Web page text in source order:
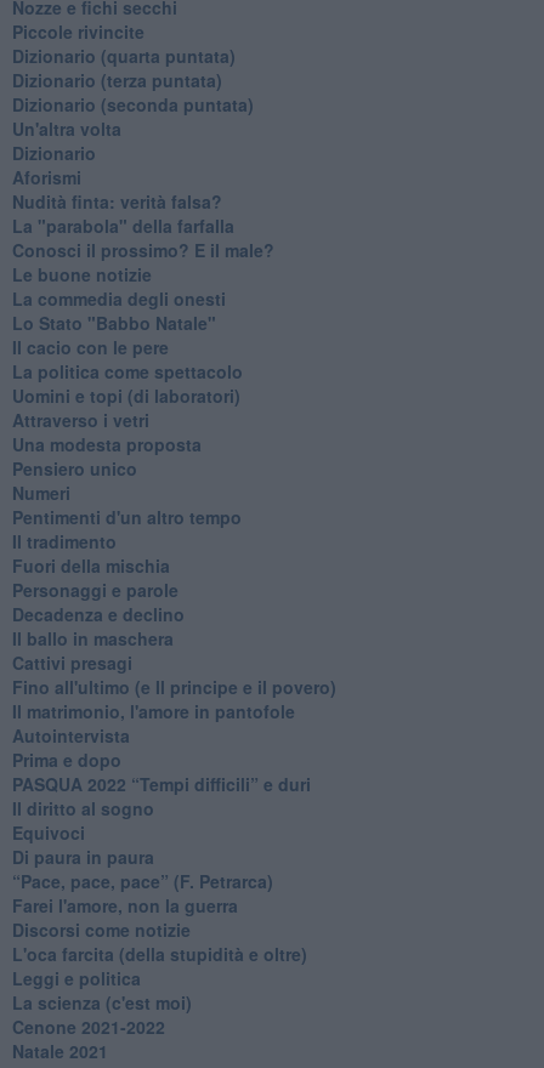
Nozze e fichi secchi
Piccole rivincite
​Dizionario (quarta puntata)
​Dizionario (terza puntata)
​Dizionario (seconda puntata)
Un'altra volta
Dizionario
Aforismi
Nudità finta: verità falsa?
La "parabola" della farfalla
Conosci il prossimo? E il male?
Le buone notizie
La commedia degli onesti
Lo Stato "Babbo Natale"
Il cacio con le pere
La politica come spettacolo
Uomini e topi (di laboratori)
Attraverso i vetri
Una modesta proposta
Pensiero unico
Numeri
Pentimenti d'un altro tempo
Il tradimento
Fuori della mischia
Personaggi e parole
Decadenza e declino
Il ballo in maschera
Cattivi presagi
Fino all'ultimo (e Il principe e il povero)
Il matrimonio, l'amore in pantofole
Autointervista
Prima e dopo
​PASQUA 2022 “Tempi difficili” e duri
Il diritto al sogno
Equivoci
Di paura in paura
​“Pace, pace, pace” (F. Petrarca)
Farei l'amore, non la guerra
Discorsi come notizie
L'oca farcita (della stupidità e oltre)
Leggi e politica
La scienza (c'est moi)
Cenone 2021-2022
Natale 2021